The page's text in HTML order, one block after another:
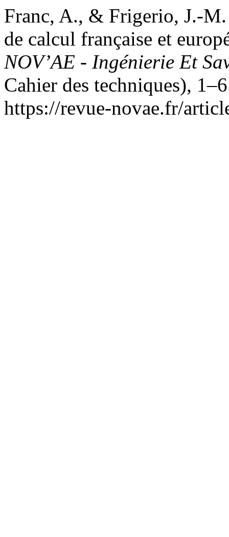
Franc, A., & Frigerio, J.-
de calcul française et
NOV’AE - Ingénierie Et
Cahier des techniques),
https://revue-novae.fr/